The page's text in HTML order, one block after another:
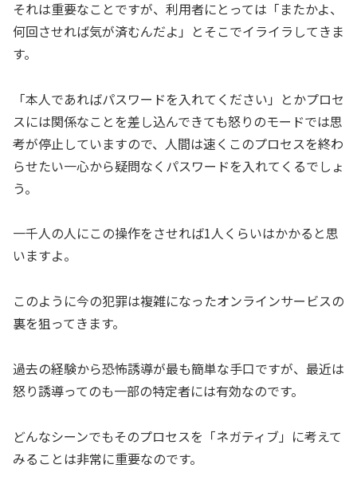
それは重要なことですが、利用者にとっては「またかよ、
何回させれば気が済むんだよ」とそこでイライラしてきま
す。
「本人であればパスワードを入れてください」とかプロセ
スには関係なことを差し込んできても怒りのモードでは思
考が停止していますので、人間は速くこのプロセスを終わ
らせたい一心から疑問なくパスワードを入れてくるでしょ
う。
一千人の人にこの操作をさせれば1人くらいはかかると思
いますよ。
このように今の犯罪は複雑になったオンラインサービスの
裏を狙ってきます。
過去の経験から恐怖誘導が最も簡単な手口ですが、最近は
怒り誘導ってのも一部の特定者には有効なのです。
どんなシーンでもそのプロセスを「ネガティブ」に考えて
みることは非常に重要なのです。